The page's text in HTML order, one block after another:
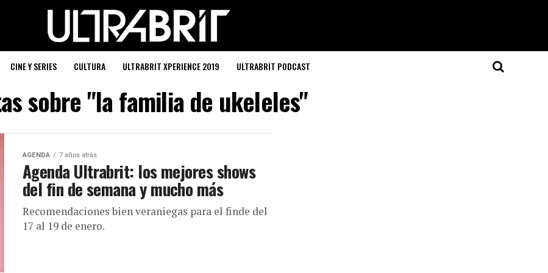
CINE Y SERIES CULTURA ULTRABRIT XPERIENCE 2019 ULTRABRIT PODCAST
sobre "la familia de ukeleles"
AGENDA 7 años atrás
Agenda Ultrabrit: los mejores shows
del fin de semana y mucho más
Recomendaciones bien veraniegas para el finde del
17 al 19 de enero.